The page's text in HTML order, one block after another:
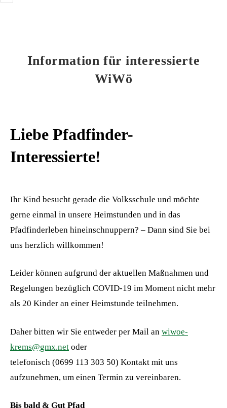
Information für interessierte
WiWö
Liebe Pfadfinder-
Interessierte!
Ihr Kind besucht gerade die Volksschule und möchte
gerne einmal in unsere Heimstunden und in das
Pfadfinderleben hineinschnuppern? – Dann sind Sie bei
uns herzlich willkommen!
Leider können aufgrund der aktuellen Maßnahmen und
Regelungen bezüglich COVID-19 im Moment nicht mehr
als 20 Kinder an einer Heimstunde teilnehmen.
Daher bitten wir Sie entweder per Mail an wiwoe-
krems@gmx.net oder
telefonisch (0699 113 303 50) Kontakt mit uns
aufzunehmen, um einen Termin zu vereinbaren.
Bis bald & Gut Pfad